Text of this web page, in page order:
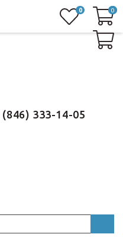
(846) 333-14-05
0 0
0